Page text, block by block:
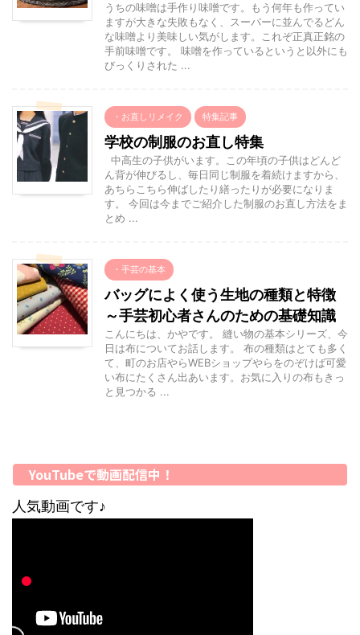
うちの味噌は手作り味噌です。もう何年も作ってい
ますが大きな失敗もなく、スーパーに並んでるどん
な味噌より美味しい気がします。これぞ正真正銘の
手前味噌です。 味噌を作っているというと以外にも
びっくりされた ...
・お直しリメイク 特集記事
学校の制服のお直し特集
中高生の子供がいます。この年頃の子供はどんど
ん背が伸びるし、毎日同じ制服を着続けますから、
あちらこちら伸ばしたり繕ったりが必要になりま
す。 今回は今までご紹介した制服のお直し方法をま
とめ ...
・手芸の基本
バッグによく使う生地の種類と特徴
～手芸初心者さんのための基礎知識
こんにちは、かやです。 縫い物の基本シリーズ、今
日は布についてお話します。 布の種類はとても多く
て、町のお店やらWEBショップやらをのぞけば可愛
い布にたくさん出あいます。お気に入りの布もきっ
と見つかる ...
YouTubeで動画配信中！
人気動画です♪